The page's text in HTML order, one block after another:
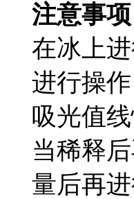
注意事
在冰上
进行操
吸光值
当稀释
量后再